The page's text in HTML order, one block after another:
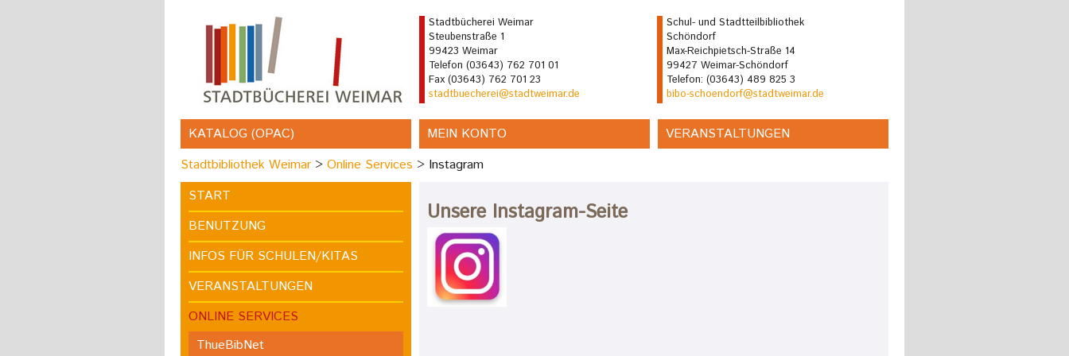
Stadtbücherei Weimar
Steubenstraße 1
99423 Weimar
Telefon (03643) 762 701 01
Fax (03643) 762 701 23
stadtbuecherei@stadtweimar.de
Schul- und Stadtteilbibliothek
Schöndorf
Max-Reichpietsch-Straße 14
99427 Weimar-Schöndorf
Telefon: (03643) 489 825 3
bibo-schoendorf@stadtweimar.de
KATALOG (OPAC) MEIN KONTO
VERANSTALTUNGEN
Stadtbibliothek Weimar
Online Services Instagram
Unsere Instagram-Seite
START
BENUTZUNG
INFOS FÜR SCHULEN/KITAS
VERANSTALTUNGEN
ONLINE SERVICES
ThueBibNet